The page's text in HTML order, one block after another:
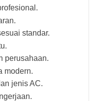
standar.
perusahaan.
modern.
jenis AC.